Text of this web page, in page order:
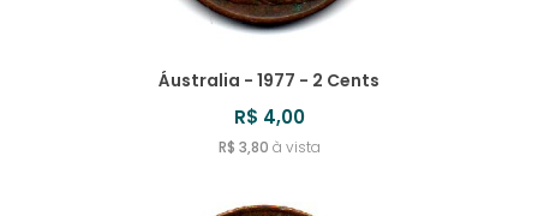
Áustralia - 1977 - 2 Cents
R$ 4,00
R$ 3,80 à vista